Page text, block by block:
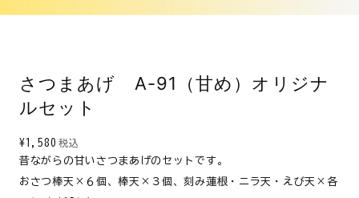
さつまあげ A-91（甘め）オリジナ
ルセット
¥1,580 税込
昔ながらの甘いさつまあげのセットです。
おさつ棒天×６個、棒天×３個、刻み蓮根・ニラ天・えび天×各